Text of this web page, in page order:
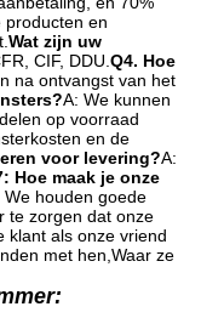
producten en
Wat zijn uw
CIF, DDU. Q4. Hoe
na ontvangst van het
A: We kunnen
op voorraad
en de
voor levering?A:
Hoe maak je onze
We houden goede
te zorgen dat onze
klant als onze vriend
met hen,Waar ze